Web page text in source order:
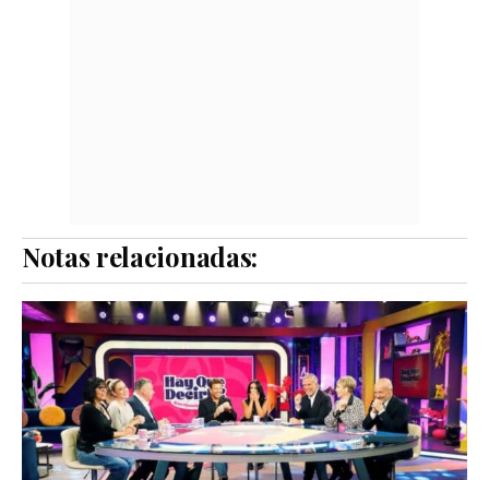
Notas relacionadas: